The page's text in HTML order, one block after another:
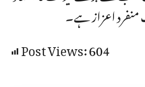
اعزاز ہے۔
Post Views:604